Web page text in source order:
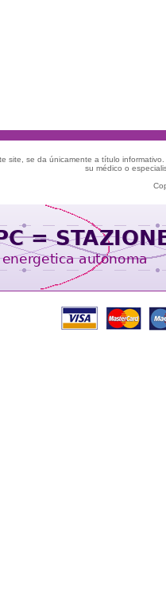
site, se da únicamente a título
su médico o